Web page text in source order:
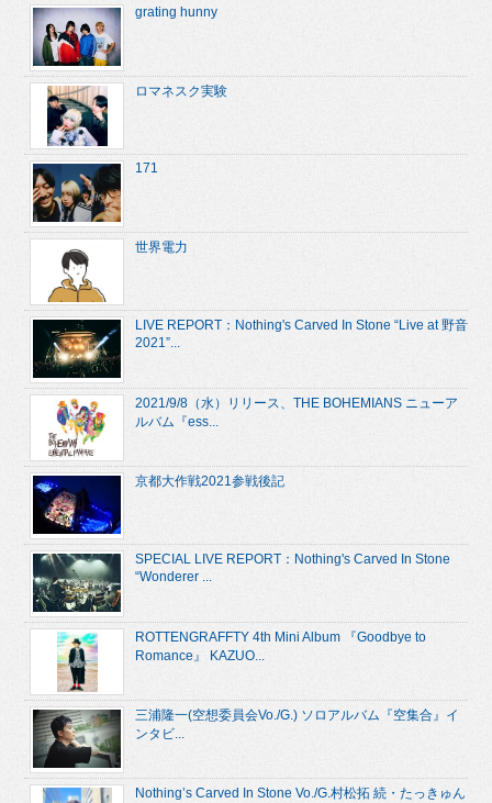
grating hunny
ロマネスク実験
171
世界電力
LIVE REPORT：Nothing's Carved In Stone “Live at 野音
2021”...
2021/9/8（水）リリース、THE BOHEMIANS ニューア
ルバム『ess...
京都大作戦2021参戦後記
SPECIAL LIVE REPORT：Nothing's Carved In Stone
“Wonderer ...
ROTTENGRAFFTY 4th Mini Album 『Goodbye to
Romance』 KAZUO...
三浦隆一(空想委員会Vo./G.) ソロアルバム『空集合』イ
ンタビ...
Nothing’s Carved In Stone Vo./G.村松拓 続・たっきゅん